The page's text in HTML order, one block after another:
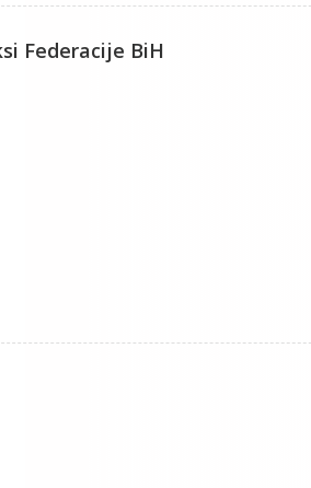
Federacije BiH